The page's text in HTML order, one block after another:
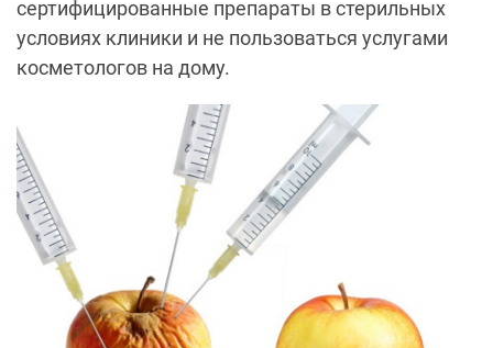
сертифицированные препараты в стерильных
условиях клиники и не пользоваться услугами
косметологов на дому.